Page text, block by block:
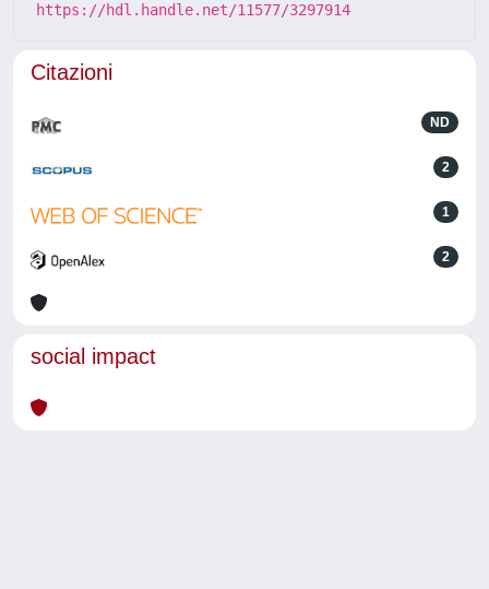
https://hdl.handle.net/11577/3297914
Citazioni
ND
2
1
2
social impact